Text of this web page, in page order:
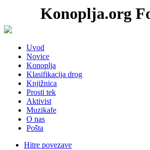
Konoplja.org
Uvod
Novice
Konoplja
Klasifikacija drog
Knjižnica
Prosti tek
Aktivist
Muzikafe
O nas
Pošta
Hitre povezave